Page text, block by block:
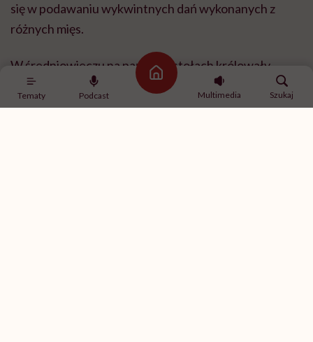
Tematy Podcast
Strona główna
Multimedia
Szukaj
się w podawaniu wykwintnych dań wykonanych z
różnych mięs.
W średniowieczu na pańskich stołach królowały
dziczyzna, wołowina i drób. Wbrew pozorom
biegające po podwórkach prosięta wcale nie były